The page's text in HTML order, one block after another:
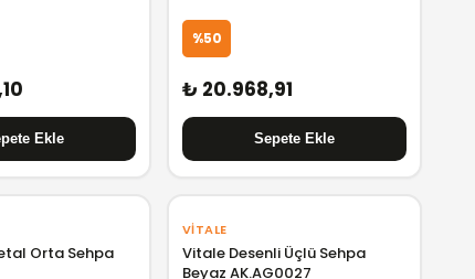
%50
₺ 20.968,91
Orta Sehpa
VITALE
Vitale Desenli Üçlü Sehpa
Beyaz AK.AG0027